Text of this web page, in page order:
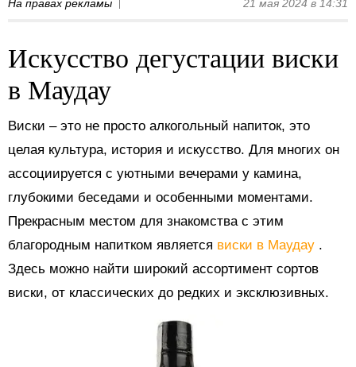
На правах рекламы 21 мая 2024 в 14:31
Искусство дегустации виски
в Маудау
Виски – это не просто алкогольный напиток, это
целая культура, история и искусство. Для многих он
ассоциируется с уютными вечерами у камина,
глубокими беседами и особенными моментами.
Прекрасным местом для знакомства с этим
благородным напитком является виски в Маудау .
Здесь можно найти широкий ассортимент сортов
виски, от классических до редких и эксклюзивных.